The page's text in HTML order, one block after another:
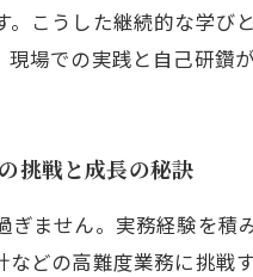
こうした継続的な学
場での実践と自己研鑽
挑戦と成長の秘訣
ません。実務経験を
どの高難度業務に挑